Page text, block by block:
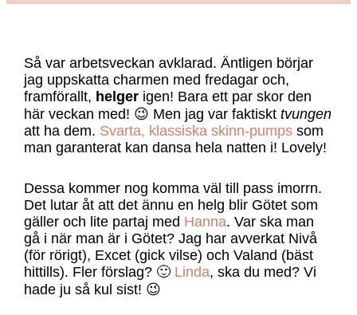
Så var arbetsveckan avklarad. Äntligen börjar
jag uppskatta charmen med fredagar och,
framförallt, helger igen! Bara ett par skor den
här veckan med! 😉 Men jag var faktiskt tvungen
att ha dem. Svarta, klassiska skinn-pumpssom
man garanterat kan dansa hela natten i! Lovely!
Dessa kommer nog komma väl till pass imorrn.
Det lutar åt att det ännu en helg blir Götet som
gäller och lite partaj med Hanna. Var ska man
gå i när man är i Götet? Jag har avverkat Nivå
(för rörigt), Excet (gick vilse) och Valand (bäst
hittills). Fler förslag? 🙂 Linda, ska du med? Vi
hade ju så kul sist! 😉